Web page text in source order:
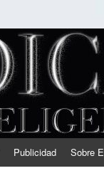
Publicidad Sobre